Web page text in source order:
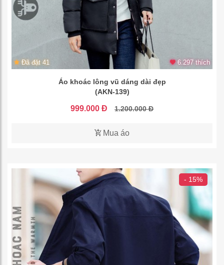
Đã đặt 41 6.297 thích
Áo khoác lông vũ dáng dài đẹp
(AKN-139)
999.000 Đ 1.200.000 Đ
Mua áo
- 15%